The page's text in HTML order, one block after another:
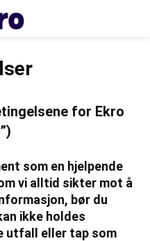
for Ekro
som en hjelpende
vi alltid sikter mot å
bør du
ikke holdes
utfall eller tap som